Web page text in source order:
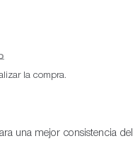
la compra.
una mejor consistencia del